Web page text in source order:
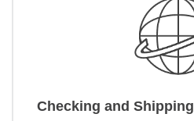
Checking and Shipping